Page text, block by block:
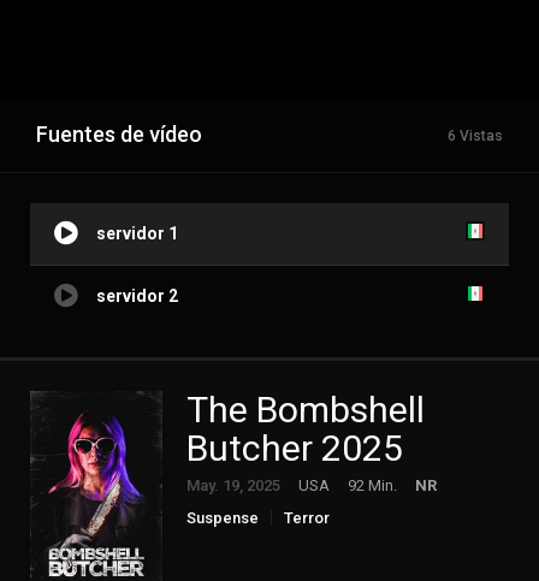
Fuentes de vídeo 6 Vistas
servidor 1
servidor 2
The Bombshell
Butcher 2025
May. 19, 2025 USA 92 Min.
NR
Suspense
Terror